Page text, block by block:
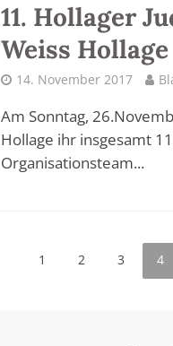
11. Hollager
Weiss Hollage
14. November 2017
Am Sonntag,
Hollage ihr insgesamt
Organisationsteam...
1 2 3 4